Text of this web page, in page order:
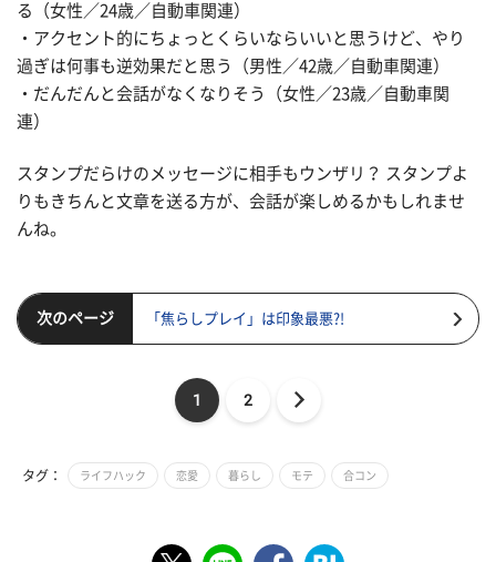
る（女性／24歳／自動車関連）
・アクセント的にちょっとくらいならいいと思うけど、やり
過ぎは何事も逆効果だと思う（男性／42歳／自動車関連）
・だんだんと会話がなくなりそう（女性／23歳／自動車関
連）
スタンプだらけのメッセージに相手もウンザリ？ スタンプよ
りもきちんと文章を送る方が、会話が楽しめるかもしれませ
んね。
次のページ 「焦らしプレイ」は印象最悪?!
1 2
タグ： ライフハック 恋愛 暮らし モテ 合コン